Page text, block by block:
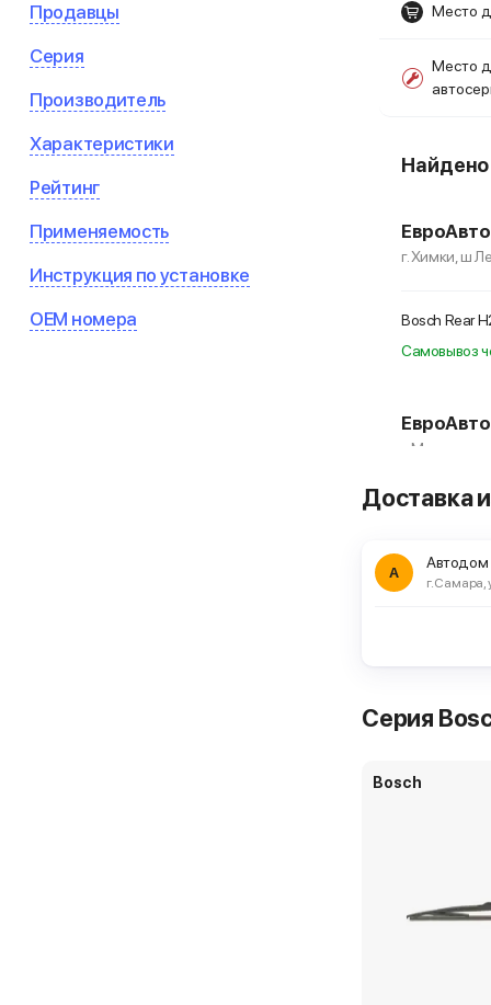
Продавцы
Серия
Производитель
Характеристики
Рейтинг
Применяемость
Инструкция по установке
OEM номера
Место
Место
Найдено
ЕвроАвто
г. Химки, ш
Bosch Rear
Самовывоз
ЕвроАвто
г. Москва,
Bosch Rear
Самовывоз
Доставка
А
Автодом
г. Самара,
Серия
Bosch